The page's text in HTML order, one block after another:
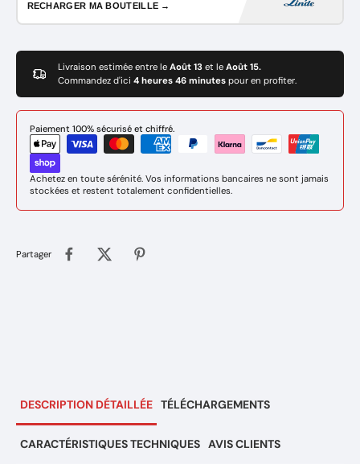
RECHARGER MA BOUTEILLE →
Livraison estimée entre le Août 13 et le Août 15.
Commandez d'ici 4 heures 46 minutes pour en profiter.
Paiement 100% sécurisé et chiffré.
Achetez en toute sérénité. Vos informations bancaires ne sont jamais
stockées et restent totalement confidentielles.
Partager
DESCRIPTION DÉTAILLÉE TÉLÉCHARGEMENTS
CARACTÉRISTIQUES TECHNIQUES AVIS CLIENTS